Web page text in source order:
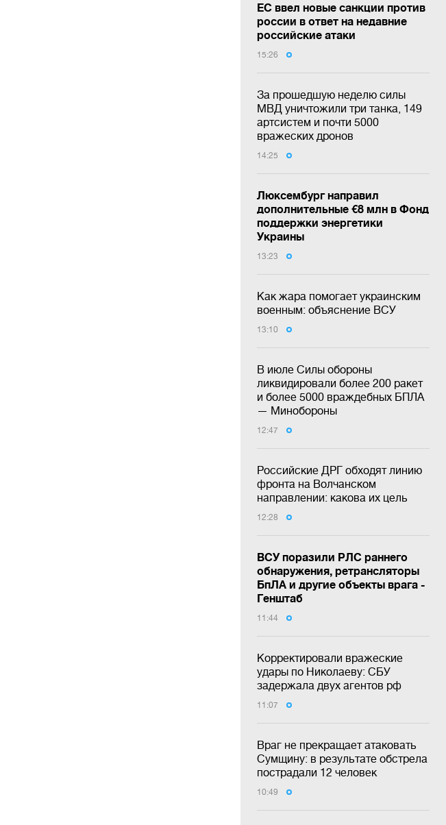
ЕС ввел новые санкции против
россии в ответ на недавние
российские атаки
15:26
За прошедшую неделю силы
МВД уничтожили три танка, 149
артсистем и почти 5000
вражеских дронов
14:25
Люксембург направил
дополнительные €8 млн в Фонд
поддержки энергетики
Украины
13:23
Как жара помогает украинским
военным: объяснение ВСУ
13:10
В июле Силы обороны
ликвидировали более 200 ракет
и более 5000 враждебных БПЛА
— Минобороны
12:47
Российские ДРГ обходят линию
фронта на Волчанском
направлении: какова их цель
12:28
ВСУ поразили РЛС раннего
обнаружения, ретрансляторы
БпЛА и другие объекты врага -
Генштаб
11:44
Корректировали вражеские
удары по Николаеву: СБУ
задержала двух агентов рф
11:07
Враг не прекращает атаковать
Сумщину: в результате обстрела
пострадали 12 человек
10:49